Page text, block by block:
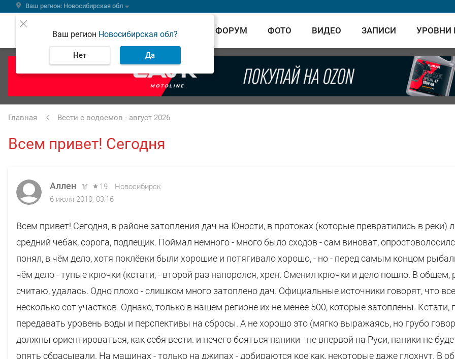
Ваш регион: Новосибирская обл
Ваш регион Новосибирская обл?
Нет Да
ВЕСТИ ФОРУМ ФОТО ВИДЕО ЗАПИСИ УРОВНИ
Главная Вести с водоемов - август 2026
Всем привет! Сегодня
Аллен 19
Новосибирск
6 июля 2010, 03:16
Всем привет! Сегодня, в районе затопления дач на Юности, в протоках (которые превратились в реки)
средний чебак, сорога, подлещик. Поймал немного - много было сходов - сам виноват,
понял, в чём дело, хотя поклёвки были хорошие и потягивало хорошо, - но - перед самым концом
чём дело - тупые крючки (кстати, - второй раз напоролся, хрен. Сменил крючки и дело пошло. В общем,
считаю, удалась. Одно плохо - слишком много затоплено дач. Официальные источники говорят, что
несколько сот участков. Однако, только в нашем регионе их не менее 500, которые затоплены. Кстати,
передавать уровень воды и перспективы на сбросы. А не хорошо это (мягко выражаясь, но грубо
должны ориентироваться, как себя вести. и нечего бояться паники - не впервой на Руси, паники не
опять сбрасывали. На машинах - только на джипах - добираются кое как, некоторые даже глохнут. В